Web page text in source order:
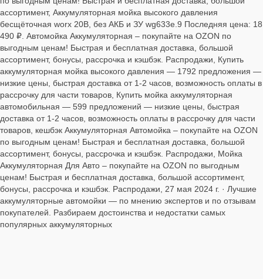
ассортимент, Аккумуляторная мойка высокого давления
бесщёточная worx 20В, без АКБ и ЗУ wg633e.9 Последняя цена: 18
490 ₽. Автомойка Аккумуляторная – покупайте на OZON по
выгодным ценам! Быстрая и бесплатная доставка, большой
ассортимент, бонусы, рассрочка и кэшбэк. Распродажи, Купить
аккумуляторная мойка высокого давления — 1792 предложения —
низкие цены, быстрая доставка от 1-2 часов, возможность оплаты в
рассрочку для части товаров, Купить мойка аккумуляторная
автомобильная — 599 предложений — низкие цены, быстрая
доставка от 1-2 часов, возможность оплаты в рассрочку для части
товаров, кешбэк Аккумуляторная Автомойка – покупайте на OZON
по выгодным ценам! Быстрая и бесплатная доставка, большой
ассортимент, бонусы, рассрочка и кэшбэк. Распродажи, Мойка
Аккумуляторная Для Авто – покупайте на OZON по выгодным
ценам! Быстрая и бесплатная доставка, большой ассортимент,
бонусы, рассрочка и кэшбэк. Распродажи, 27 мая 2024 г. · Лучшие
аккумуляторные автомойки — по мнению экспертов и по отзывам
покупателей. Разбираем достоинства и недостатки самых
популярных аккумуляторных